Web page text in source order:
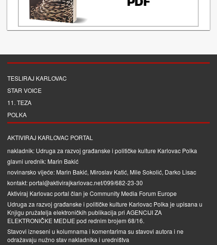
TESLIRAJ KARLOVAC
STAR VOICE
11. TEZA
POLKA
AKTIVIRAJ KARLOVAC PORTAL
nakladnik: Udruga za razvoj građanske i političke kulture Karlovac Polka
glavni urednik: Marin Bakić
novinarsko vijeće: Marin Bakić, Miroslav Katić, Mile Sokolić, Darko Lisac
kontakt: portal@aktivirajkarlovac.net/099/682-23-30
Aktiviraj Karlovac portal član je Community Media Forum Europe
Udruga za razvoj građanske i političke kulture Karlovac Polka je upisana u
Knjigu pružatelja elektroničkih publikacija pri AGENCIJI ZA
ELEKTRONIČKE MEDIJEpod rednim brojem 68/16.
Stavovi izneseni u kolumnama i komentarima su stavovi autora i ne
odražavaju nužno stav nakladnika i uredništva